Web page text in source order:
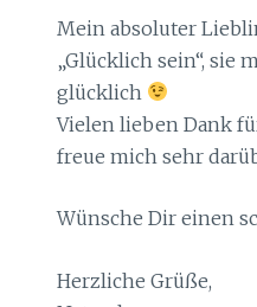
Mein absoluter
„Glücklich sein“, sie
glücklich
Vielen lieben Dank
freue mich sehr
Wünsche Dir einen
Herzliche Grüße,